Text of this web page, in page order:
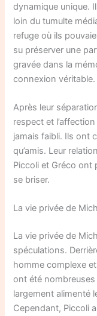
dynamique unique.
loin du tumulte
refuge où ils
su préserver une
gravée dans la
connexion véritable.
Après leur
respect et l’affection
jamais faibli. Ils ont
qu’amis. Leur
Piccoli et Gréco ont
se briser.
La vie privée de
La vie privée de
spéculations.
homme complexe
ont été
largement alimenté
Cependant, Piccoli